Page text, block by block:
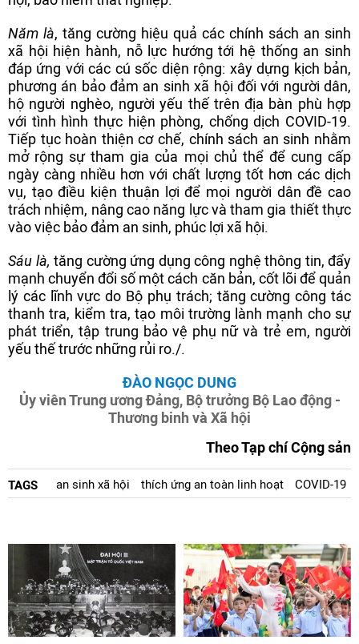
Năm là, tăng cường hiệu quả các chính sách an sinh
xã hội hiện hành, nỗ lực hướng tới hệ thống an sinh
đáp ứng với các cú sốc diện rộng: xây dựng kịch bản,
phương án bảo đảm an sinh xã hội đối với người dân,
hộ người nghèo, người yếu thế trên địa bàn phù hợp
với tình hình thực hiện phòng, chống dịch COVID-19.
Tiếp tục hoàn thiện cơ chế, chính sách an sinh nhằm
mở rộng sự tham gia của mọi chủ thể để cung cấp
ngày càng nhiều hơn với chất lượng tốt hơn các dịch
vụ, tạo điều kiện thuận lợi để mọi người dân đề cao
trách nhiệm, nâng cao năng lực và tham gia thiết thực
vào việc bảo đảm an sinh, phúc lợi xã hội.
Sáu là, tăng cường ứng dụng công nghệ thông tin, đẩy
mạnh chuyển đổi số một cách căn bản, cốt lõi để quản
lý các lĩnh vực do Bộ phụ trách; tăng cường công tác
thanh tra, kiểm tra, tạo môi trường lành mạnh cho sự
phát triển, tập trung bảo vệ phụ nữ và trẻ em, người
yếu thế trước những rủi ro./.
ĐÀO NGỌC DUNG
Ủy viên Trung ương Đảng, Bộ trưởng Bộ Lao động -
Thương binh và Xã hội
Theo Tạp chí Cộng sản
TAGS an sinh xã hội thích ứng an toàn linh hoạt COVID-19